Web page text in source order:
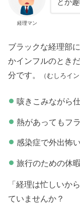
経理マン
とか
ブラックな経理部
かインフルのとき
分です。
（むしろイ
咳きこみながら
熱があってもフ
感染症で外出怖
旅行のための休
「経理は忙しいか
ていませんか？